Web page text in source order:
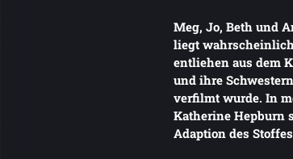
Meg, Jo, Beth und
liegt
entliehen aus dem
und ihre
verfilmt wurde. In
Katherine Hepburn
Adaption des